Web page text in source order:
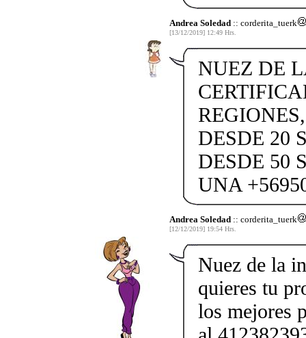
Andrea Soledad :: corderita_tuerk
[13/12/2019] 12:49 Hrs.
NUEZ DE
DESDE 20
DESDE 50
UNA
Andrea Soledad :: corderita_tuerk
[12/12/2019] 19:54 Hrs.
Nuez de la
quieres tu
los mejores